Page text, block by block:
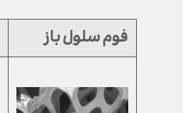
فوم سلول باز